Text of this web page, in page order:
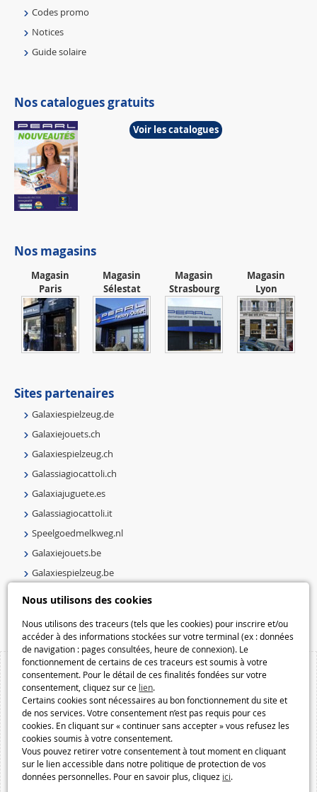
Nous utilisons des cookies
Nous utilisons des traceurs (tels que les cookies) pour inscrire et/ou
accéder à des informations stockées sur votre terminal (ex : données
de navigation : pages consultées, heure de connexion). Le
fonctionnement de certains de ces traceurs est soumis à votre
consentement. Pour le détail de ces finalités fondées sur votre
consentement, cliquez sur ce lien.
Certains cookies sont nécessaires au bon fonctionnement du site et
de nos services. Votre consentement n’est pas requis pour ces
cookies. En cliquant sur « continuer sans accepter » vous refusez les
cookies soumis à votre consentement.
Vous pouvez retirer votre consentement à tout moment en cliquant
sur le lien accessible dans notre politique de protection de vos
données personnelles. Pour en savoir plus, cliquez ici.
Codes promo
Notices
Guide solaire
Nos catalogues gratuits
Voir les catalogues
Nos magasins
Magasin
Paris
Magasin
Sélestat
Magasin
Strasbourg
Magasin
Lyon
Sites partenaires
Galaxiespielzeug.de
Galaxiejouets.ch
Galaxiespielzeug.ch
Galassiagiocattoli.ch
Galaxiajuguete.es
Galassiagiocattoli.it
Speelgoedmelkweg.nl
Galaxiejouets.be
Galaxiespielzeug.be